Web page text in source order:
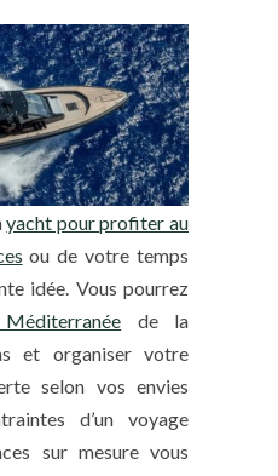
yacht pour profiter au
ou de votre temps
idée. Vous pourrez
de la
et organiser votre
selon vos envies
d’un voyage
sur mesure vous